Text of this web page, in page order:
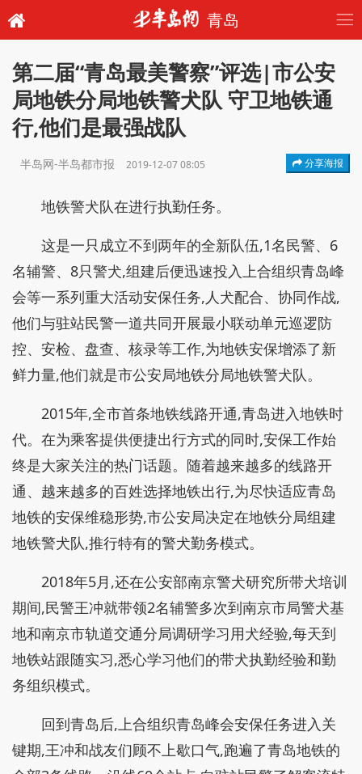
青岛
第二届“青岛最美警察”评选|市公安
局地铁分局地铁警犬队 守卫地铁通
行,他们是最强战队
半岛网-半岛都市报 2019-12-07 08:05 分享海报
地铁警犬队在进行执勤任务。
这是一只成立不到两年的全新队伍,1名民警、6
名辅警、8只警犬,组建后便迅速投入上合组织青岛峰
会等一系列重大活动安保任务,人犬配合、协同作战,
他们与驻站民警一道共同开展最小联动单元巡逻防
控、安检、盘查、核录等工作,为地铁安保增添了新
鲜力量,他们就是市公安局地铁分局地铁警犬队。
2015年,全市首条地铁线路开通,青岛进入地铁时
代。在为乘客提供便捷出行方式的同时,安保工作始
终是大家关注的热门话题。随着越来越多的线路开
通、越来越多的百姓选择地铁出行,为尽快适应青岛
地铁的安保维稳形势,市公安局决定在地铁分局组建
地铁警犬队,推行特有的警犬勤务模式。
2018年5月,还在公安部南京警犬研究所带犬培训
期间,民警王冲就带领2名辅警多次到南京市局警犬基
地和南京市轨道交通分局调研学习用犬经验,每天到
地铁站跟随实习,悉心学习他们的带犬执勤经验和勤
务组织模式。
回到青岛后,上合组织青岛峰会安保任务进入关
键期,王冲和战友们顾不上歇口气,跑遍了青岛地铁的